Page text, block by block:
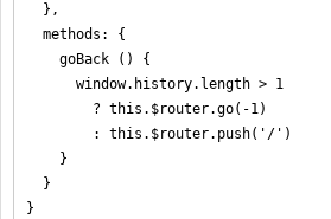
  },
  methods: {
    goBack () {
      window.history.length > 1
        ? this.$router.go(-1)
        : this.$router.push('/')
    }
  }